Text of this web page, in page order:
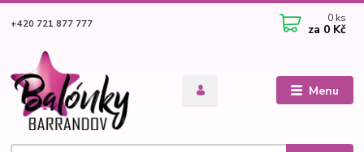
Menu
+420 721 877 777 0 ks
za 0 Kč